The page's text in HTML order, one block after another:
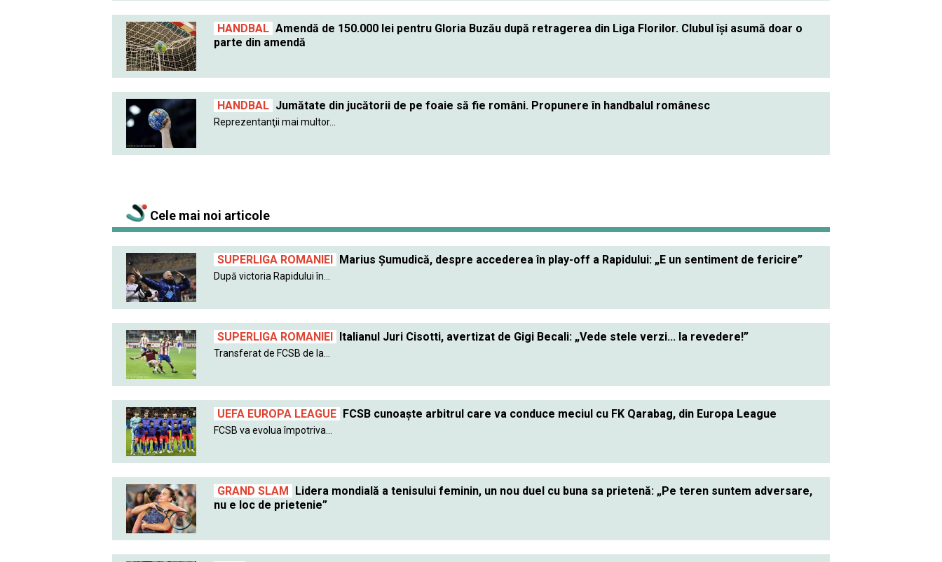
HANDBAL Amendă de 150.000 lei pentru Gloria Buzău după retragerea din Liga Florilor. Clubul îşi asumă doar o
parte din amendă
HANDBAL Jumătate din jucătorii de pe foaie să fie români. Propunere în handbalul românesc
Reprezentanţii mai multor...
Cele mai noi articole
SUPERLIGA ROMANIEI Marius Șumudică, despre accederea în play-off a Rapidului: „E un sentiment de fericire”
După victoria Rapidului în...
SUPERLIGA ROMANIEI Italianul Juri Cisotti, avertizat de Gigi Becali: „Vede stele verzi... la revedere!”
Transferat de FCSB de la...
UEFA EUROPA LEAGUE FCSB cunoaște arbitrul care va conduce meciul cu FK Qarabag, din Europa League
FCSB va evolua împotriva...
GRAND SLAM Lidera mondială a tenisului feminin, un nou duel cu buna sa prietenă: „Pe teren suntem adversare,
nu e loc de prietenie”